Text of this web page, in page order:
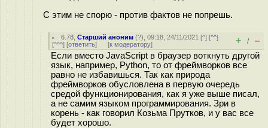
С этим не спорю - против фактов не попрешь.
6.78 ,Старший аноним (?), 09:18, 24/11/2021 [^] [^^]
[^^^] [ответить] [к модератору] + / –
Если вместо JavaScript в браузер воткнуть другой
язык, например, Python, то от фреймворков все
равно не избавишься. Так как природа
фреймворков обусловлена в первую очередь
средой функционирования, как я уже выше писал,
а не самим языком программирования. Зри в
корень - как говорил Козьма Прутков, и у вас все
будет хорошо.